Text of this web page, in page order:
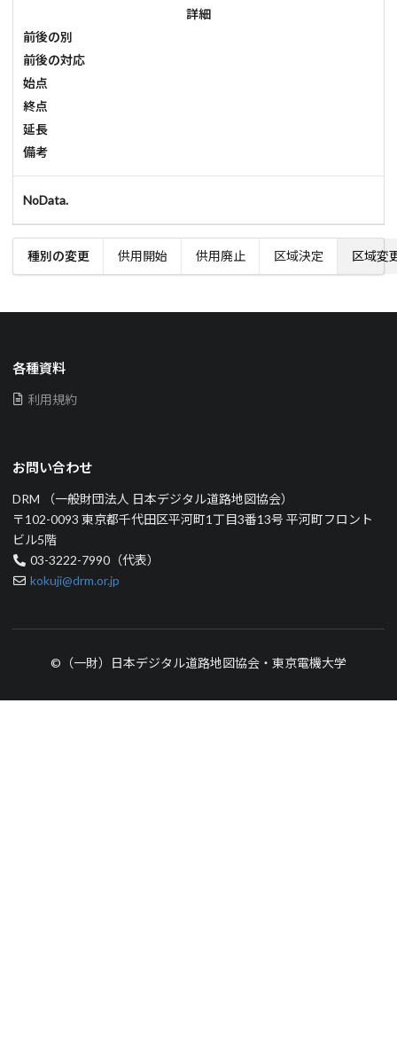
詳細
前後の別
前後の対応
始点
終点
延長
備考
NoData.
種別の変更 供用開始 供用廃止 区域決定 区域変
各種資料
利用規約
お問い合わせ
DRM （一般財団法人 日本デジタル道路地図協会）
〒102-0093 東京都千代田区平河町1丁目3番13号 平河町フロント
ビル5階
03-3222-7990（代表）
kokuji@drm.or.jp
©（一財）日本デジタル道路地図協会・東京電機大学